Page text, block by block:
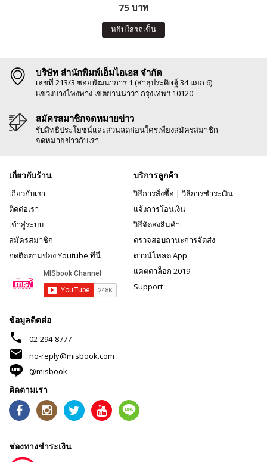
75 บาท
หยิบใส่รถเข็น
บริษัท สำนักพิมพ์เอ็มไอเอส จำกัด
เลขที่ 213/3 ซอยพัฒนาการ 1 (สาธุประดิษฐ์ 34 แยก 6)
แขวงบางโพงพาง เขตยานนาวา กรุงเทพฯ 10120
สมัครสมาชิกจดหมายข่าว
รับสิทธิประโยชน์และส่วนลดก่อนใครเพียงสมัครสมาชิก
จดหมายข่าวกับเรา
เกี่ยวกับร้าน
เกี่ยวกับเรา
ติดต่อเรา
เข้าสู่ระบบ
สมัครสมาชิก
กดติดตามช่อง Youtube ที่นี่
บริการลูกค้า
วิธีการสั่งซื้อ | วิธีการชำระเงิน
แจ้งการโอนเงิน
วิธีจัดส่งสินค้า
ตรวจสอบถานะการจัดส่ง
ดาวน์โหลด App
แคตตาล็อก 2019
Support
ข้อมูลติดต่อ
phone 02-294-8777
mail
no-reply@misbook.com
@misbook
ติดตามเรา
ช่องทางชำระเงิน